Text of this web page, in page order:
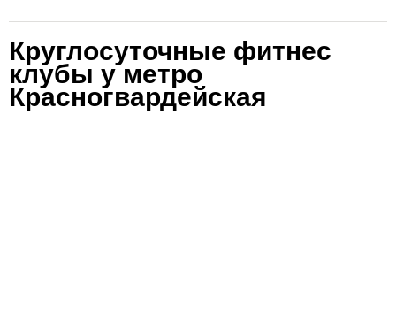
Круглосуточные фитнес
клубы у метро
Красногвардейская